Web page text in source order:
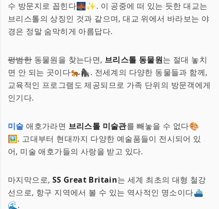
수 방문지로 꼽힌다🌉✨. 이 공중에 떠 있는 듯한 대교는
브리스톨의 상징인 것과 같으며, 대교 위에서 바라보는 야
경은 정말 숨막히게 아름답다.
평범한동물원을 찾는다면, 브리스톨 동물원는 절대 놓치
면 안 되는 곳이다🐅🦍. 전세계의 다양한 동물들과 함께,
교육적인 프로그램도 제공되므로 가족 단위의 방문객에게
인기다.
미술 애호가라면 브리스톨 미술관를 빼놓을 수 없다🎨
🖼️. 고대부터 현대까지 다양한 예술품들이 전시되어 있
어, 미술 애호가들의 사랑을 받고 있다.
마지막으로, SS Great Britain는 세계 최초의 대형 철강
선으로, 항구 지역에서 볼 수 있는 역사적인 명소이다⛴️
🌊.